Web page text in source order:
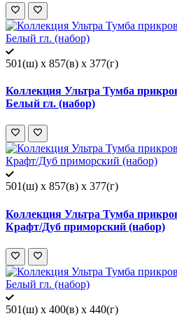
501(ш) x 857(в) x 377(г)
Коллекция Ультра Тумба
Белый гл. (набор)
501(ш) x 857(в) x 377(г)
Коллекция Ультра Тумба
Крафт/Дуб приморский (набор)
501(ш) x 400(в) x 440(г)